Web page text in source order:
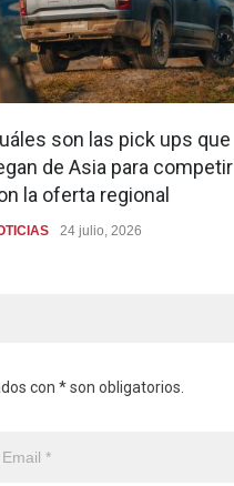
son las pick ups que
de Asia para competir
la oferta regional
24 julio, 2026
con * son obligatorios.